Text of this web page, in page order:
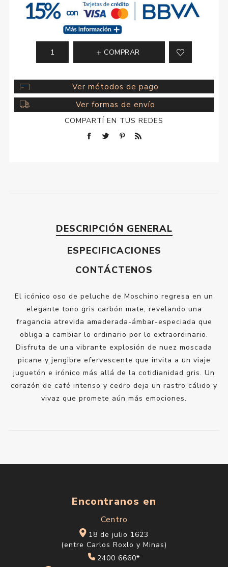
COMPRAR
Ver métodos de pago
Ver formas de envío
COMPARTÍ EN TUS REDES
DESCRIPCIÓN GENERAL
ESPECIFICACIONES
CONTÁCTENOS
El icónico oso de peluche de Moschino regresa en un
elegante tono gris carbón mate, revelando una
fragancia atrevida amaderada-ámbar-especiada que
obliga a cambiar lo ordinario por lo extraordinario.
Disfruta de una vibrante explosión de nuez moscada
picane y jengibre efervescente que invita a un viaje
juguetón e irónico más allá de la cotidianidad gris. Un
corazón de café intenso y cedro deja un rastro cálido y
vivaz que promete aún más emociones.
Encontranos en
Centro
18 de julio 1623
(entre Carlos Roxlo y Minas)
2400 6660*